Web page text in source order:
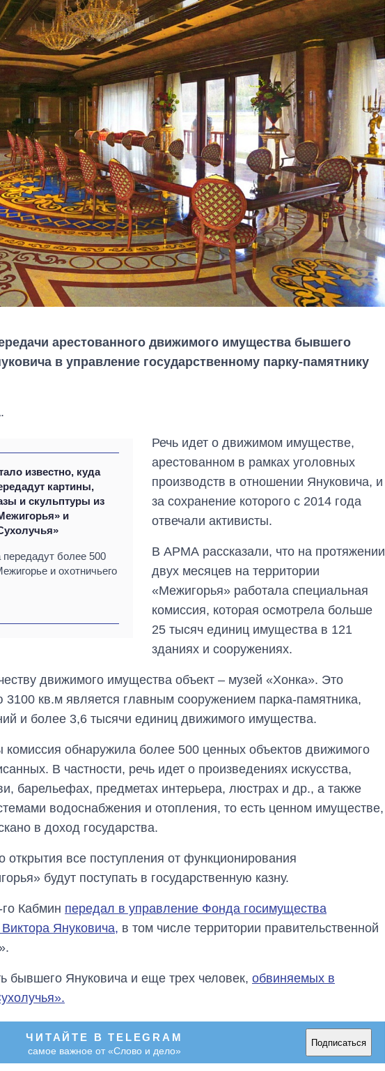
арестованного движимого имущества бывшего
в управление государственному парку-памятнику
известно, куда
картины,
и скульптуры из
и
более 500
и охотничьего
Речь идет о движимом имуществе,
арестованном в рамках уголовных
производств в отношении Януковича, и
за сохранение которого с 2014 года
отвечали активисты.
В АРМА рассказали, что на протяжении
двух месяцев на территории
«Межигорья» работала специальная
комиссия, которая осмотрела больше
25 тысяч единиц имущества в 121
зданиях и сооружениях.
движимого имущества объект – музей «Хонка». Это
кв.м является главным сооружением парка-памятника,
и более 3,6 тысячи единиц движимого имущества.
комиссия обнаружила более 500 ценных объектов движимого
В частности, речь идет о произведениях искусства,
барельефах, предметах интерьера, люстрах и др., а также
водоснабжения и отопления, то есть ценном имуществе,
в доход государства.
все поступления от функционирования
будут поступать в государственную казну.
Кабмин передал в управление Фонда госимущества
Януковича, в том числе территории правительственной
бывшего Януковича и еще трех человек, обвиняемых в
ЧИТАЙТЕ В TELEGRAM
самое важное от «Слово и дело»
Подписаться
изменилось
количество
бакалавриат,
аспирантуру